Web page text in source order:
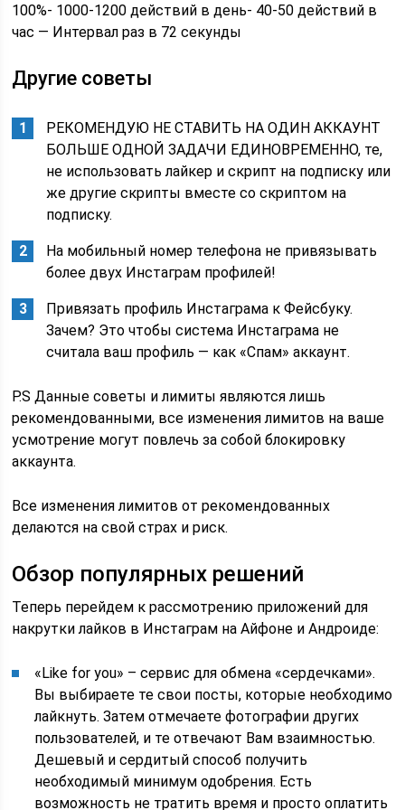
100%- 1000-1200 действий в день- 40-50 действий в
час — Интервал раз в 72 секунды
Другие советы
РЕКОМЕНДУЮ НЕ СТАВИТЬ НА ОДИН АККАУНТ
БОЛЬШЕ ОДНОЙ ЗАДАЧИ ЕДИНОВРЕМЕННО, те,
не использовать лайкер и скрипт на подписку или
же другие скрипты вместе со скриптом на
подписку.
На мобильный номер телефона не привязывать
более двух Инстаграм профилей!
Привязать профиль Инстаграма к Фейсбуку.
Зачем? Это чтобы система Инстаграма не
считала ваш профиль — как «Спам» аккаунт.
P.S Данные советы и лимиты являются лишь
рекомендованными, все изменения лимитов на ваше
усмотрение могут повлечь за собой блокировку
аккаунта.
Все изменения лимитов от рекомендованных
делаются на свой страх и риск.
Обзор популярных решений
Теперь перейдем к рассмотрению приложений для
накрутки лайков в Инстаграм на Айфоне и Андроиде:
«Like for you» – сервис для обмена «сердечками».
Вы выбираете те свои посты, которые необходимо
лайкнуть. Затем отмечаете фотографии других
пользователей, и те отвечают Вам взаимностью.
Дешевый и сердитый способ получить
необходимый минимум одобрения. Есть
возможность не тратить время и просто оплатить